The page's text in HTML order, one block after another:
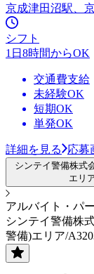
京成津田沼駅、
シフト
1日8時間からOK
交通費支給
未経験OK
短期OK
単発OK
詳細を見る 応募
シンテイ警備株式
エリ
アルバイト・パ
シンテイ警備株
警備)エリア/